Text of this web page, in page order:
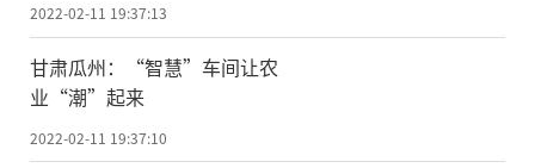
2022-02-11 19:37:13
甘肃瓜州：“智慧”车间让农
业“潮”起来
2022-02-11 19:37:10